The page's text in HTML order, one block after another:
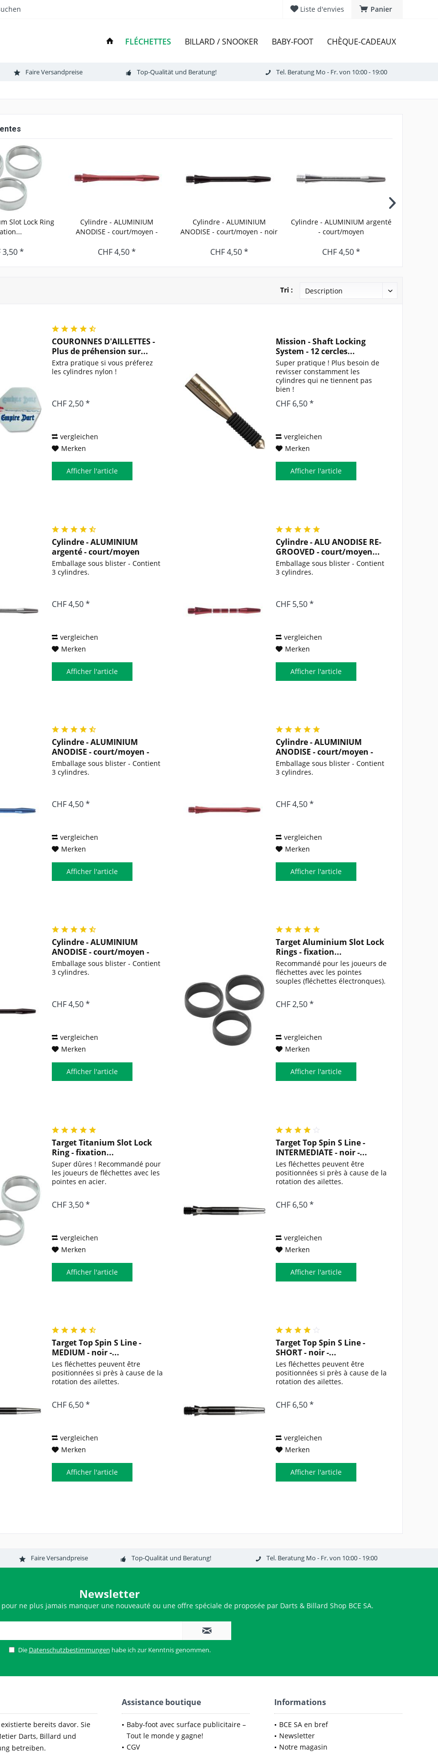
Panier
Liste d'envies
FLÉCHETTES BILLARD / SNOOKER BABY-FOOT CHÈQUE-CADEAUX
Faire Versandpreise Top-Qualität und Beratung! Tel. Beratung Mo - Fr. von 10:00 - 19:00
Slot Lock Ring
3,50 *
Cylindre - ALUMINIUM
ANODISE - court/moyen -
CHF 4,50 *
Cylindre - ALUMINIUM
ANODISE - court/moyen - noir
CHF 4,50 *
Cylindre - ALUMINIUM argenté
- court/moyen
CHF 4,50 *
Tri :
COURONNES D'AILLETTES -
Plus de préhension sur...
Extra pratique si vous préferez
les cylindres nylon !
CHF 2,50 *
vergleichen
Merken
Afficher l'article
Mission - Shaft Locking
System - 12 cercles...
Super pratique ! Plus besoin de
revisser constamment les
cylindres qui ne tiennent pas
bien !
CHF 6,50 *
vergleichen
Merken
Afficher l'article
Cylindre - ALUMINIUM
argenté - court/moyen
Emballage sous blister - Contient
3 cylindres.
CHF 4,50 *
vergleichen
Merken
Afficher l'article
Cylindre - ALU ANODISE RE-
GROOVED - court/moyen...
Emballage sous blister - Contient
3 cylindres.
CHF 5,50 *
vergleichen
Merken
Afficher l'article
Cylindre - ALUMINIUM
ANODISE - court/moyen -
bleu
Emballage sous blister - Contient
3 cylindres.
CHF 4,50 *
vergleichen
Merken
Afficher l'article
Cylindre - ALUMINIUM
ANODISE - court/moyen -
rouge
Emballage sous blister - Contient
3 cylindres.
CHF 4,50 *
vergleichen
Merken
Afficher l'article
Cylindre - ALUMINIUM
ANODISE - court/moyen -
noir
Emballage sous blister - Contient
3 cylindres.
CHF 4,50 *
vergleichen
Merken
Afficher l'article
Target Aluminium Slot Lock
Rings - fixation...
Recommandé pour les joueurs de
fléchettes avec les pointes
souples (fléchettes électronques).
CHF 2,50 *
vergleichen
Merken
Afficher l'article
Target Titanium Slot Lock
Ring - fixation...
Super dûres ! Recommandé pour
les joueurs de fléchettes avec les
pointes en acier.
CHF 3,50 *
vergleichen
Merken
Afficher l'article
Target Top Spin S Line -
INTERMEDIATE - noir -...
Les fléchettes peuvent être
positionnées si près à cause de la
rotation des ailettes.
CHF 6,50 *
vergleichen
Merken
Afficher l'article
Target Top Spin S Line -
MEDIUM - noir -...
Les fléchettes peuvent être
positionnées si près à cause de la
rotation des ailettes.
CHF 6,50 *
vergleichen
Merken
Afficher l'article
Target Top Spin S Line -
SHORT - noir -...
Les fléchettes peuvent être
positionnées si près à cause de la
rotation des ailettes.
CHF 6,50 *
vergleichen
Merken
Afficher l'article
Faire Versandpreise Top-Qualität und Beratung! Tel. Beratung Mo - Fr. von 10:00 - 19:00
Newsletter
ne plus jamais manquer une nouveauté ou une offre spéciale de proposée par Darts & Billard Shop BCE SA.
Die Datenschutzbestimmungen habe ich zur Kenntnis genommen.
bereits davor. Sie
Darts, Billard und
betreiben.
Assistance boutique
Baby-foot avec surface publicitaire –
Tout le monde y gagne!
CGV
Informations
BCE SA en bref
Newsletter
Notre magasin